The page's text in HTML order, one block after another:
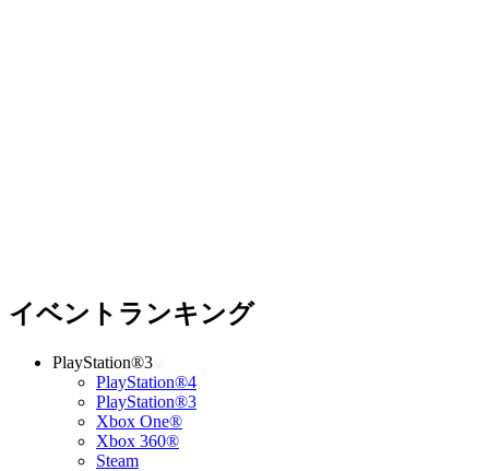
イベントランキング
PlayStation®3
PlayStation®4
PlayStation®3
Xbox One®
Xbox 360®
Steam